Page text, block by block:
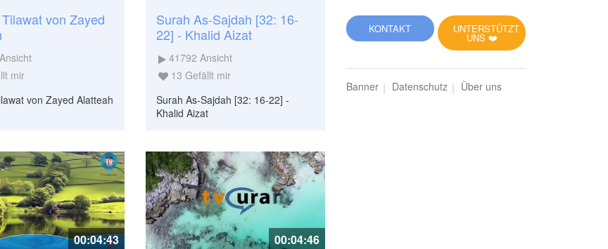
von Zayed
Ansicht
mir
von Zayed Alatteah
Surah As-Sajdah [32: 16-
22] - Khalid Aizat
41792 Ansicht
13 Gefällt mir
Surah As-Sajdah [32: 16-22] -
Khalid Aizat
00:04:43 00:04:46
UNTERSTÜTZT
UNS ❤️
KONTAKT
Banner Datenschutz Über uns